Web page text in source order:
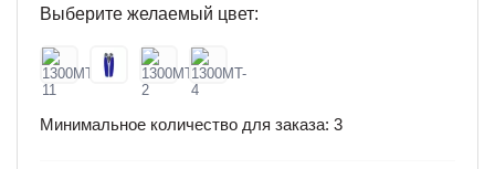
Выберите желаемый цвет:
Минимальное количество для заказа: 3